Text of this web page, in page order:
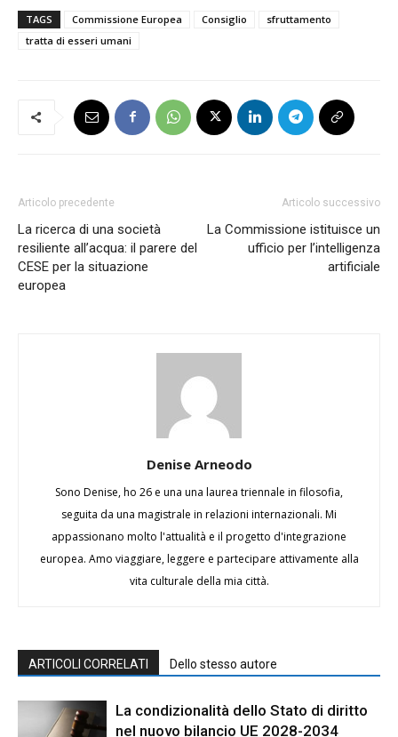
TAGS Commissione Europea Consiglio
sfruttamento
tratta di esseri umani
Articolo precedente
La ricerca di una società
resiliente all’acqua: il parere del
CESE per la situazione
europea
Articolo successivo
La Commissione istituisce un
ufficio per l’intelligenza
artificiale
Denise Arneodo
Sono Denise, ho 26 e una una laurea triennale in filosofia,
seguita da una magistrale in relazioni internazionali. Mi
appassionano molto l'attualità e il progetto d'integrazione
europea. Amo viaggiare, leggere e partecipare attivamente alla
vita culturale della mia città.
ARTICOLI CORRELATI Dello stesso autore
La condizionalità dello Stato di diritto
nel nuovo bilancio UE 2028-2034